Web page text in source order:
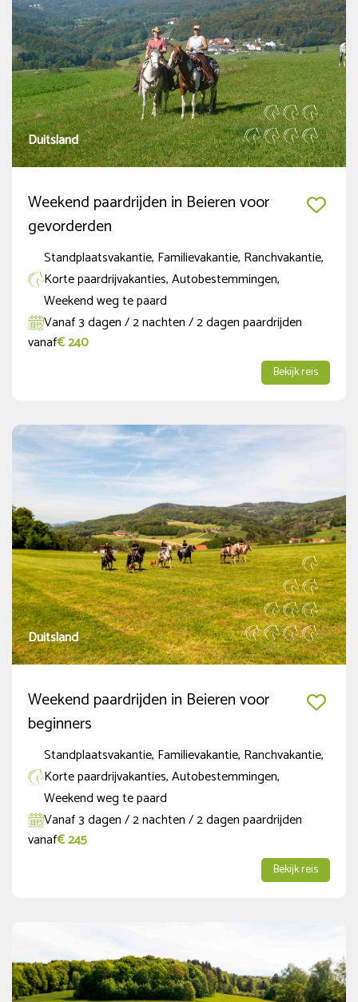
Nieuwe of populaire reizen
(3)
Nieuw
Vol in 2026
Ruiterniveau
Beginner
(9)
Gevorderde beginner
(18)
Gevorderde Ruiter
(34)
Zeer gevorderde Ruiter
(33)
Niet-ruiter
Korting voor kinderen
Duitsland
Weekend paardrijden in Beieren voor
gevorderden
Standplaatsvakantie, Familievakantie, Ranchvakantie,
Korte paardrijvakanties, Autobestemmingen,
Weekend weg te paard
Vanaf 3 dagen / 2 nachten / 2 dagen paardrijden
vanaf€ 240
Bekijk reis
Duitsland
Weekend paardrijden in Beieren voor
beginners
Standplaatsvakantie, Familievakantie, Ranchvakantie,
Korte paardrijvakanties, Autobestemmingen,
Weekend weg te paard
Vanaf 3 dagen / 2 nachten / 2 dagen paardrijden
vanaf€ 245
Bekijk reis